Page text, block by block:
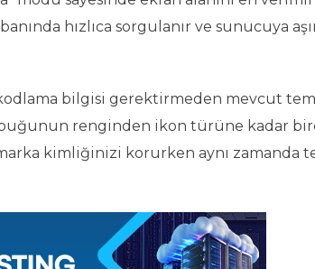
hızlıca sorgulanır ve sunucuya
bilgisi gerektirmeden mevcut
renginden ikon türüne kadar
kimliğinizi korurken aynı zamanda